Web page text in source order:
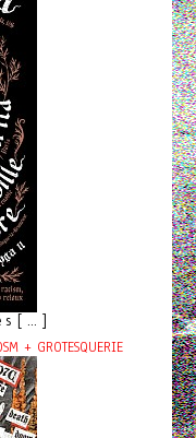
[ ... ]
+ GROTESQUERIE